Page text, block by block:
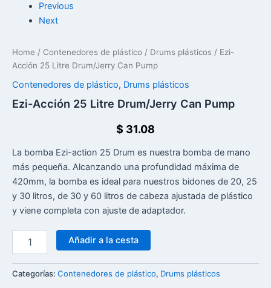
Previous
Next
Home / Contenedores de plástico / Drums plásticos / Ezi-
Acción 25 Litre Drum/Jerry Can Pump
Contenedores de plástico, Drums plásticos
Ezi-Acción 25 Litre Drum/Jerry Can Pump
$ 31.08
La bomba Ezi-action 25 Drum es nuestra bomba de mano
más pequeña. Alcanzando una profundidad máxima de
420mm, la bomba es ideal para nuestros bidones de 20, 25
y 30 litros, de 30 y 60 litros de cabeza ajustada de plástico
y viene completa con ajuste de adaptador.
Añadir a la cesta
Categorías: Contenedores de plástico, Drums plásticos